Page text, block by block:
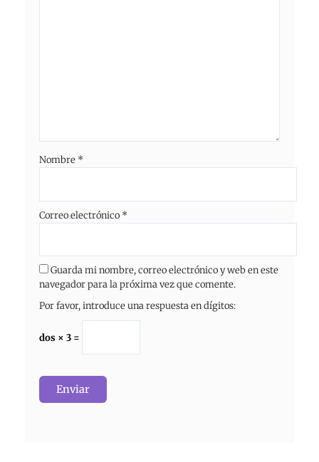
Nombre *
Correo electrónico *
Guarda mi nombre, correo electrónico y web en este
navegador para la próxima vez que comente.
Por favor, introduce una respuesta en dígitos:
dos × 3 =